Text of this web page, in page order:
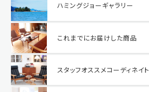
ハミングジョーギャラリー
これまでにお届けした商品
スタッフオススメコーディネイト